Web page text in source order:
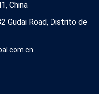
China
Gudai Road, Distrito de